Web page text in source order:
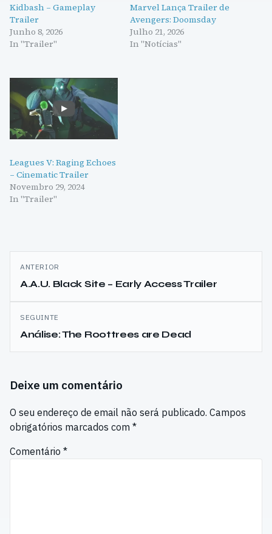
Kidbash – Gameplay
Trailer
Junho 8, 2026
In "Trailer"
Marvel Lança Trailer de
Avengers: Doomsday
Julho 21, 2026
In "Notícias"
Leagues V: Raging Echoes
– Cinematic Trailer
Novembro 29, 2024
In "Trailer"
Navegação
de
artigos
ANTERIOR
A.A.U. Black Site – Early Access Trailer
SEGUINTE
Análise: The Roottrees are Dead
Deixe um comentário
O seu endereço de email não será publicado. Campos
obrigatórios marcados com *
Comentário *